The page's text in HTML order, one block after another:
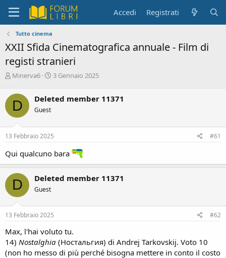
Accedi Registrati
Tutto cinema
XXII Sfida Cinematografica annuale - Film di
registi stranieri
C
e
a
t
o
r
e
i
s
c
u
s
o
n
e
Minerva6
D
a
i
n
z
i
o
3 Gennaio 2025
D Deleted member 11371
Guest
13 Febbraio 2025 #61
Qui qualcuno bara
D Deleted member 11371
Guest
13 Febbraio 2025 #62
Max, l'hai voluto tu.
14) Nostalghia (Ностальгия) di Andrej Tarkovskij. Voto 10
(non ho messo di più perché bisogna mettere in conto il costo